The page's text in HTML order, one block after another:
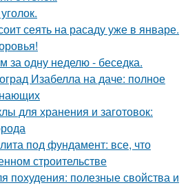
сеять на расаду уже в январе.
за одну неделю - беседка.
Изабелла на даче: полное
для хранения и заготовок:
под фундамент: все, что
строительстве
похудения: полезные свойства и